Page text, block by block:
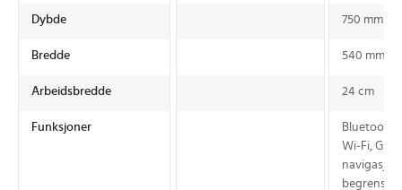
Dybde 750 mm
Bredde 540 mm
Arbeidsbredde 24 cm
Funksjoner
Bluetooth,
Wi-Fi,